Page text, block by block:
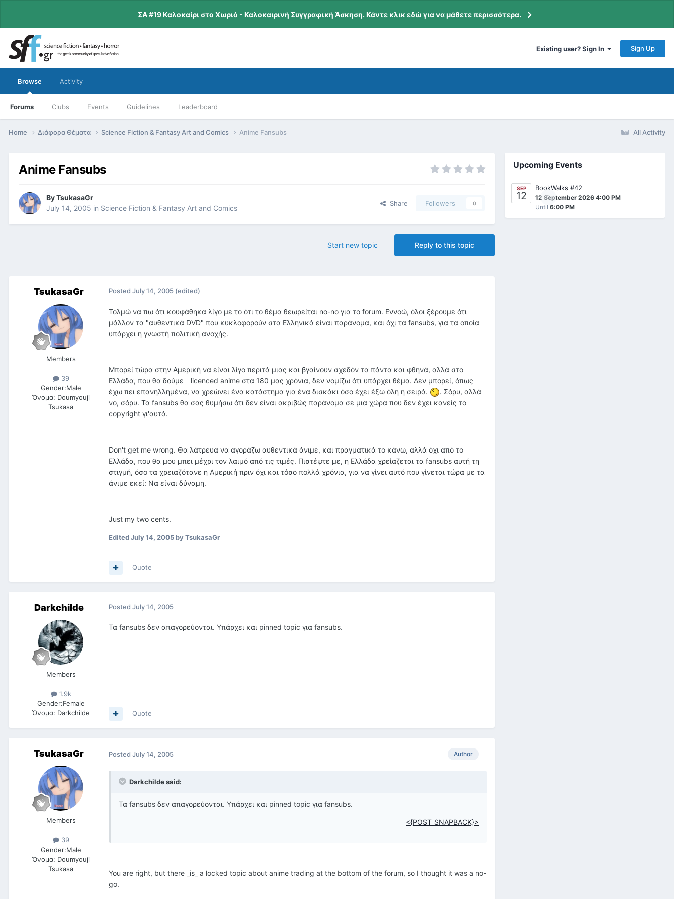
ΣΑ #19 Καλοκαίρι στο Χωριό - Καλοκαιρινή Συγγραφική Άσκηση. Κάντε κλικ εδώ για να μάθετε περισσότερα.
Existing user? Sign In Sign Up
Browse
Forums Clubs Events Guidelines Leaderboard
Activity
All Activity
Home Διάφορα Θέματα Science Fiction & Fantasy Art and Comics Anime Fansubs
Anime Fansubs
ByTsukasaGr
July 14, 2005 in Science Fiction & Fantasy Art and Comics
Share Followers 0
Reply to this topic
Start new topic
TsukasaGr
Members
39
Gender:Male
Όνομα: Doumyouji
Tsukasa
Posted July 14, 2005 (edited)
Τολμώ να πω ότι κουφάθηκα λίγο με το ότι το θέμα θεωρείται no-no για το forum. Εννοώ, όλοι ξέρουμε ότι
μάλλον τα "αυθεντικά DVD" που κυκλοφορούν στα Ελληνικά είναι παράνομα, και όχι τα fansubs, για τα οποία
υπάρχει η γνωστή πολιτική ανοχής.
Μπορεί τώρα στην Αμερική να είναι λίγο περιτά μιας και βγαίνουν σχεδόν τα πάντα και φθηνά, αλλά στο
Ελλάδα, που θα δούμε licenced anime στα 180 μας χρόνια, δεν νομίζω ότι υπάρχει θέμα. Δεν μπορεί, όπως
έχω πει επανηλλημένα, να χρεώνει ένα κατάστημα για ένα δισκάκι όσο έχει έξω όλη η σειρά.
. Σόρυ, αλλά
νο, σόρυ. Τα fansubs θα σας θυμήσω ότι δεν είναι ακριβώς παράνομα σε μια χώρα που δεν έχει κανείς το
copyright γι'αυτά.
Don't get me wrong. Θα λάτρευα να αγοράζω αυθεντικά άνιμε, και πραγματικά το κάνω, αλλά όχι από το
Ελλάδα, που θα μου μπει μέχρι τον λαιμό από τις τιμές. Πιστέψτε με, η Ελλάδα χρείαζεται τα fansubs αυτή τη
στιγμή, όσο τα χρειαζότανε η Αμερική πριν όχι και τόσο πολλά χρόνια, για να γίνει αυτό που γίνεται τώρα με τα
άνιμε εκεί: Να είναι δύναμη.
Just my two cents.
EditedJuly 14, 2005by TsukasaGr
Quote
Darkchilde
Members
1.9k
Gender:Female
Όνομα: Darkchilde
Posted July 14, 2005
Τα fansubs δεν απαγορεύονται. Υπάρχει και pinned topic για fansubs.
Quote
TsukasaGr
Members
39
Gender:Male
Όνομα: Doumyouji
Tsukasa
Author
Posted July 14, 2005
Darkchilde said:
Τα fansubs δεν απαγορεύονται. Υπάρχει και pinned topic για fansubs.
<{POST_SNAPBACK}>
You are right, but there _is_ a locked topic about anime trading at the bottom of the forum, so I thought it was a no-
go.
Upcoming Events
SEP
12 0
BookWalks #42
12 September 2026 4:00 PM
Until 6:00 PM